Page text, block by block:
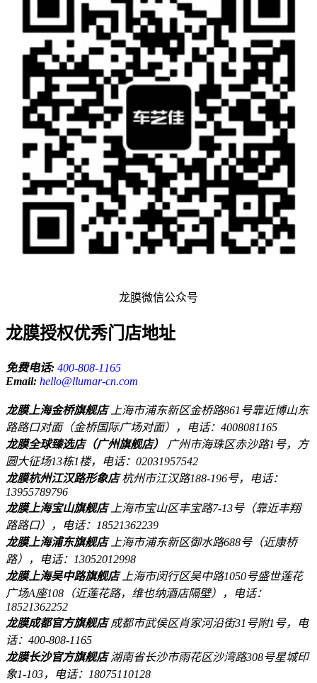
龙膜微信公众号
龙膜授权优秀门店地址
免费电话: 400-808-1165
Email: hello@llumar-cn.com
龙膜上海金桥旗舰店 上海市浦东新区金桥路861号靠近博山东
路路口对面（金桥国际广场对面），电话：4008081165
龙膜全球臻选店（广州旗舰店）
广州市海珠区赤沙路1号，方
圆大征场13栋1楼，电话：02031957542
龙膜杭州江汉路形象店杭州市江汉路188-196号，电话：
13955789796
龙膜上海宝山旗舰店 上海市宝山区丰宝路7-13号（靠近丰翔
路路口），电话：18521362239
龙膜上海浦东旗舰店 上海市浦东新区御水路688号（近康桥
路），电话：13052012998
龙膜上海吴中路旗舰店 上海市闵行区吴中路1050号盛世莲花
广场A座108（近莲花路，维也纳酒店隔壁），电话：
18521362252
龙膜成都官方旗舰店成都市武侯区肖家河沿街31号附1号，电
话：400-808-1165
龙膜长沙官方旗舰店湖南省长沙市雨花区沙湾路308号星城印
象1-103，电话：18075110128